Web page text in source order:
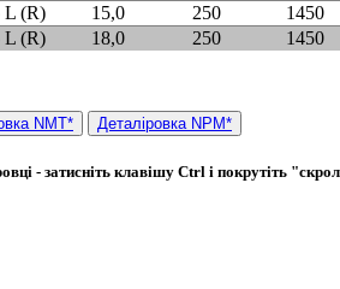
L (R)
15,0 250 1450
L (R)
18,0 250 1450
NMT* Деталіровка NPM*
- затисніть клавішу Ctrl і покрутіть